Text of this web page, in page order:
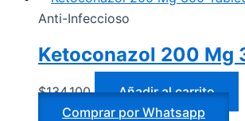
Anti-Infeccioso
Ketoconazol 200 Mg
$134.100
Añadir al carrito
Comprar por Whatsapp